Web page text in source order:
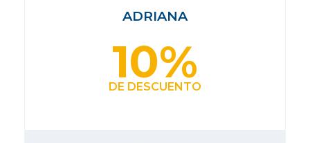
ADRIANA
10%
DE DESCUENTO